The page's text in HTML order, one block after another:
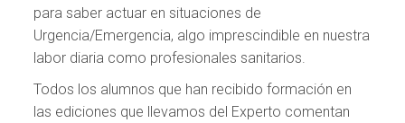
para saber actuar en situaciones de
Urgencia/Emergencia, algo imprescindible en nuestra
labor diaria como profesionales sanitarios.
Todos los alumnos que han recibido formación en
las ediciones que llevamos del Experto comentan